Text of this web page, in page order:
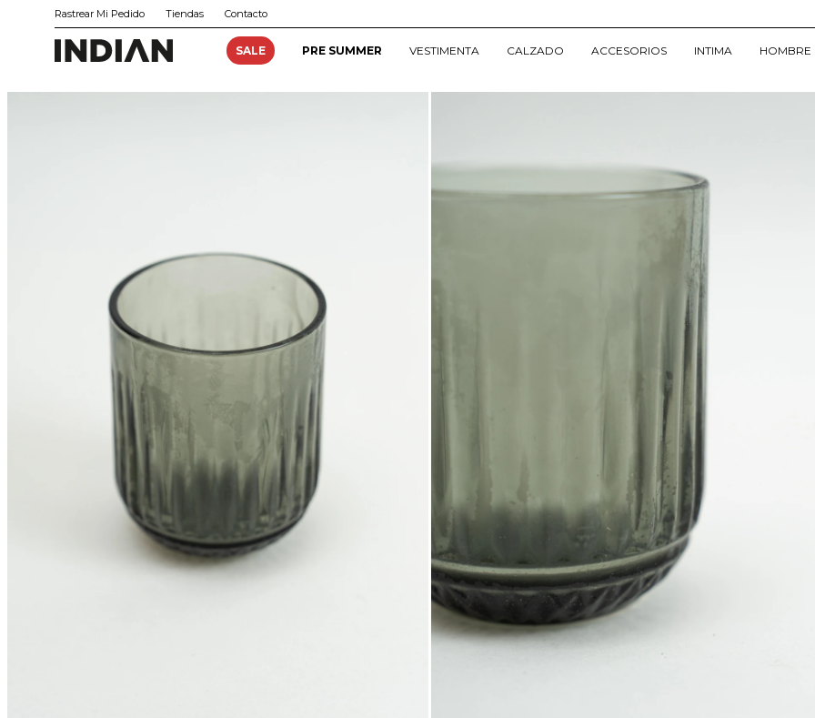
SALE PRE SUMMER VESTIMENTA CALZADO ACCESORIOS INTIMA HOMBRE
Rastrear Mi Pedido Tiendas Contacto